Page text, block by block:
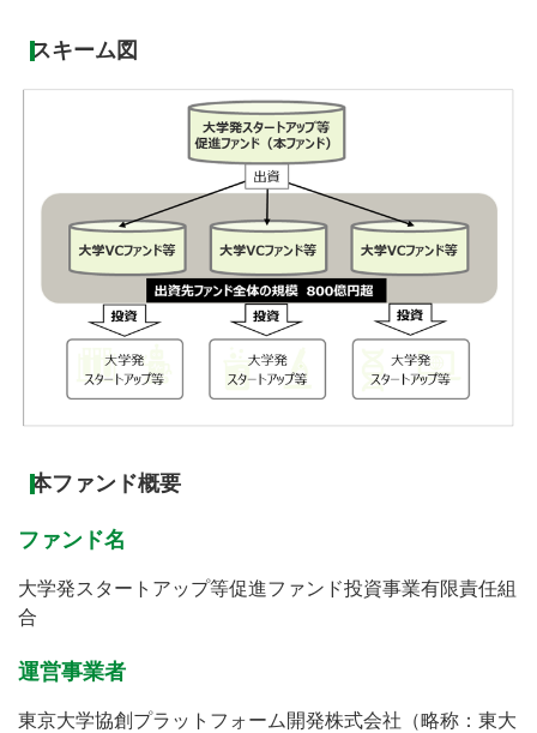
スキーム図
本ファンド概要
ファンド名
大学発スタートアップ等促進ファンド投資事業有限責任組
合
運営事業者
東京大学協創プラットフォーム開発株式会社（略称：東大